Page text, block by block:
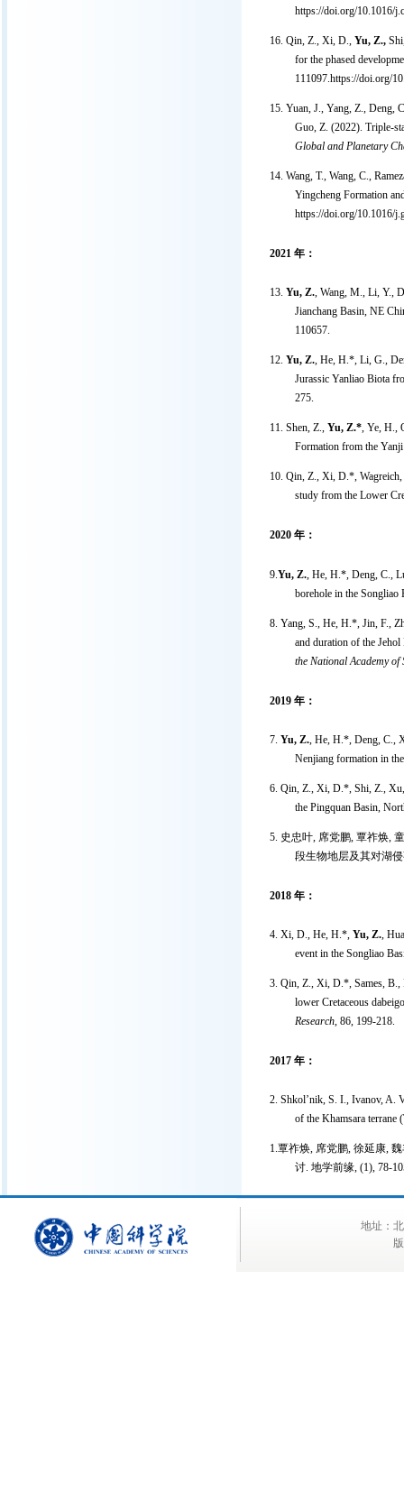
https://doi.org/10.1016/
16. Qin, Z., Xi, D., Yu, Z.,
for the phased
111097.https://doi.org/
15. Yuan, J., Yang, Z., Deng,
Guo, Z. (2022). Triple-
Global and Planetary
14. Wang, T., Wang, C.,
Yingcheng Formation
https://doi.org/10.1016/
2021 年：
13. Yu, Z., Wang, M., Li, Y.,
Jianchang Basin, NE
110657.
12. Yu, Z., He, H.*, Li, G.,
Jurassic Yanliao Biota
275.
11. Shen, Z., Yu, Z.*, Ye, H.,
Formation from the
10. Qin, Z., Xi, D.*,
study from the Lower
2020 年：
9. Yu, Z. , He, H.*, Deng, C.,
borehole in the
8. Yang, S., He, H.*, Jin, F.,
and duration of the
the National Academy of
2019 年：
7. Yu, Z. , He, H.*, Deng, C.,
Nenjiang formation in
6. Qin, Z., Xi, D.*, Shi, Z.,
the Pingquan Basin,
5. 史忠叶, 席党鹏, 覃祚焕,
段生物地层及其对湖
2018 年：
4. Xi, D., He, H.*, Yu, Z. ,
event in the Songliao
3. Qin, Z., Xi, D.*, Sames,
lower Cretaceous
Research, 86, 199-218.
2017 年：
2. Shkol’nik, S. I., Ivanov, A.
of the Khamsara terrane
1.覃祚焕, 席党鹏, 徐延康,
讨. 地学前缘, (1), 78-
地址：